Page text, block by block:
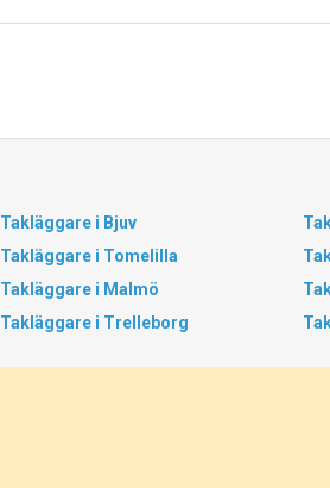
Takläggare i Bjuv
Takläggare i Tomelilla
Takläggare i Malmö
Takläggare i Trelleborg